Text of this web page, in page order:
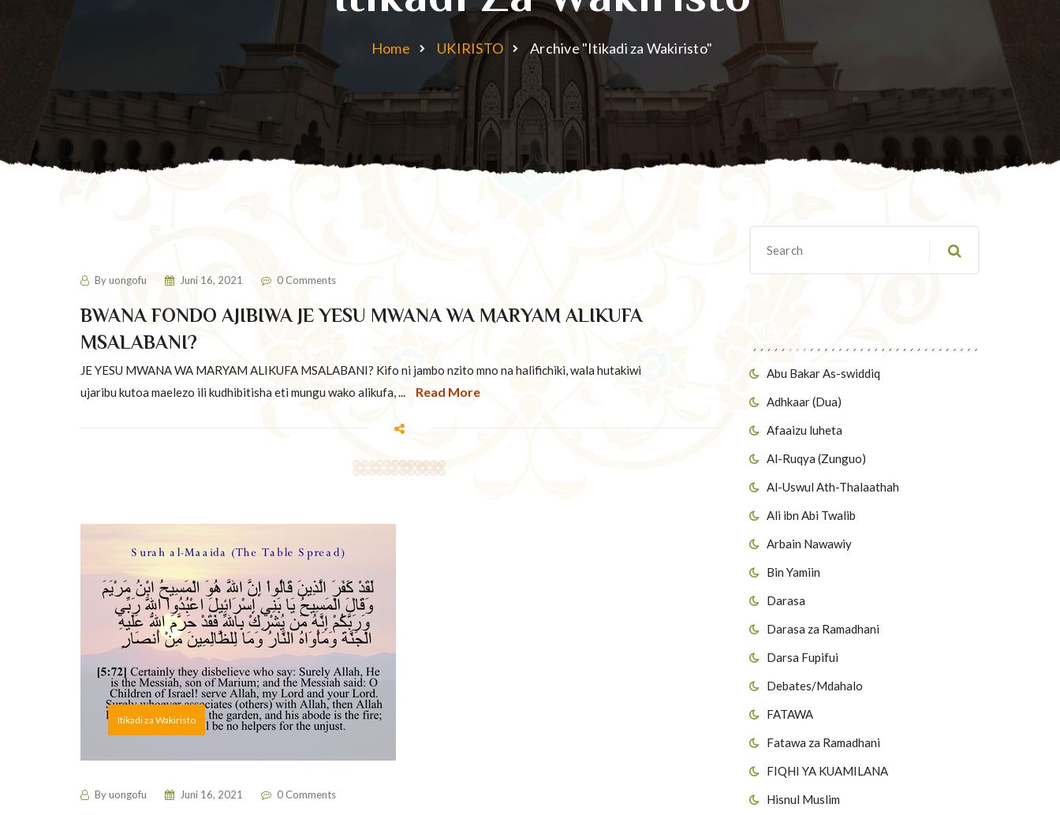
Home UKIRISTO Archive "Itikadi za Wakiristo"
Byuongofu Juni 16, 2021 0 Comments
BWANA FONDO AJIBIWA JE YESU MWANA WA MARYAM ALIKUFA
MSALABANI?
JE YESU MWANA WA MARYAM ALIKUFA MSALABANI? Kifo ni jambo nzito mno na halifichiki, wala hutakiwi
ujaribu kutoa maelezo ili kudhibitisha eti mungu wako alikufa, ...
Read More
Itikadi za Wakiristo
Byuongofu Juni 16, 2021 0 Comments
Abu Bakar As-swiddiq
Adhkaar (Dua)
Afaaizu luheta
Al-Ruqya (Zunguo)
Al-Uswul Ath-Thalaathah
Ali ibn Abi Twalib
Arbain Nawawiy
Bin Yamiin
Darasa
Darasa za Ramadhani
Darsa Fupifui
Debates/Mdahalo
FATAWA
Fatawa za Ramadhani
FIQHI YA KUAMILANA
Hisnul Muslim